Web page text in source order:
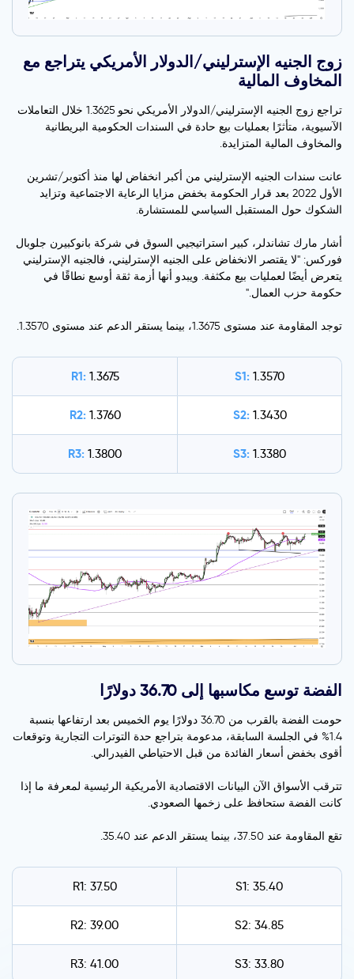
زوج الجنيه الإسترليني/الدولار الأمريكي يتراجع مع
المخاوف المالية
تراجع زوج الجنيه الإسترليني/الدولار الأمريكي نحو 1.3625 خلال التعاملات
الآسيوية، متأثرًا بعمليات بيع حادة في السندات الحكومية البريطانية
والمخاوف المالية المتزايدة.
عانت سندات الجنيه الإسترليني من أكبر انخفاض لها منذ أكتوبر/تشرين
الأول 2022 بعد قرار الحكومة بخفض مزايا الرعاية الاجتماعية وتزايد
الشكوك حول المستقبل السياسي للمستشارة.
أشار مارك تشاندلر، كبير استراتيجيي السوق في شركة بانوكبيرن جلوبال
فوركس: "لا يقتصر الانخفاض على الجنيه الإسترليني، فالجنيه الإسترليني
يتعرض أيضًا لعمليات بيع مكثفة. ويبدو أنها أزمة ثقة أوسع نطاقًا في
حكومة حزب العمال."
توجد المقاومة عند مستوى 1.3675، بينما يستقر الدعم عند مستوى 1.3570.
R1: 1.3675 S1: 1.3570
R2: 1.3760 S2: 1.3430
R3: 1.3800 S3: 1.3380
الفضة توسع مكاسبها إلى 36.70 دولارًا
حومت الفضة بالقرب من 36.70 دولارًا يوم الخميس بعد ارتفاعها بنسبة
1.4% في الجلسة السابقة، مدعومة بتراجع حدة التوترات التجارية وتوقعات
أقوى بخفض أسعار الفائدة من قبل الاحتياطي الفيدرالي.
تترقب الأسواق الآن البيانات الاقتصادية الأمريكية الرئيسية لمعرفة ما إذا
كانت الفضة ستحافظ على زخمها الصعودي.
تقع المقاومة عند 37.50، بينما يستقر الدعم عند 35.40.
R1: 37.50 S1: 35.40
R2: 39.00 S2: 34.85
R3: 41.00 S3: 33.80